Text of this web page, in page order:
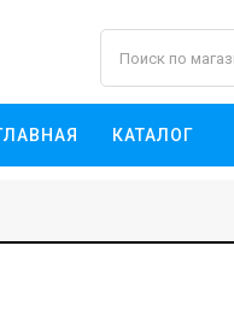
КАТАЛОГ